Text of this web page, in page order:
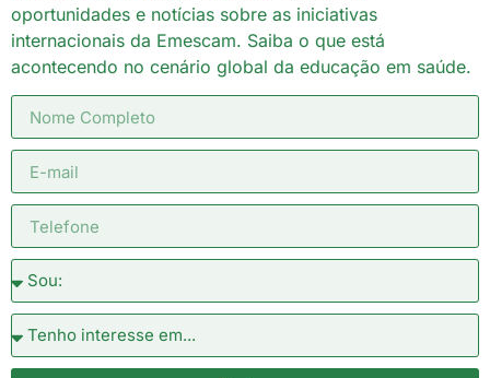
oportunidades e notícias sobre as iniciativas
internacionais da Emescam. Saiba o que está
acontecendo no cenário global da educação em saúde.